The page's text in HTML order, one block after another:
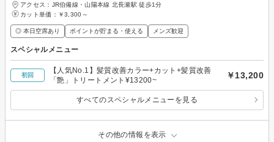
アクセス：JR伯備線・山陽本線 北長瀬駅 徒歩1分
カット単価： ￥3,300～
◎ 本日空席あり ポイントが貯まる・使える メンズ歓迎
スペシャルメニュー
初回
【人気No.1】髪質改善カラー+カット+髪質改善
「艶」トリートメント¥13200~
￥13,200
すべてのスペシャルメニューを見る
その他の情報を表示